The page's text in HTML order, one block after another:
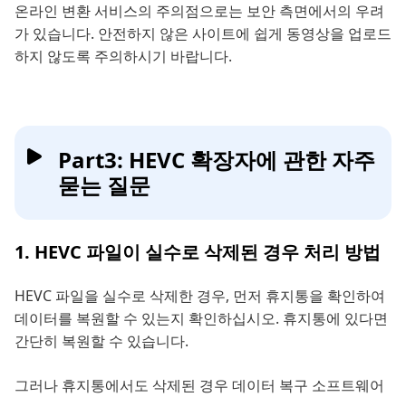
온라인 변환 서비스의 주의점으로는 보안 측면에서의 우려
가 있습니다. 안전하지 않은 사이트에 쉽게 동영상을 업로드
하지 않도록 주의하시기 바랍니다.
Part3: HEVC 확장자에 관한 자주
묻는 질문
1. HEVC 파일이 실수로 삭제된 경우 처리 방법
HEVC 파일을 실수로 삭제한 경우, 먼저 휴지통을 확인하여
데이터를 복원할 수 있는지 확인하십시오. 휴지통에 있다면
간단히 복원할 수 있습니다.
그러나 휴지통에서도 삭제된 경우 데이터 복구 소프트웨어